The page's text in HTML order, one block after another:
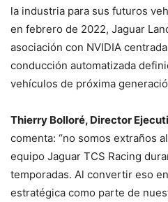
la industria para sus futuros
en febrero de 2022, Jaguar
asociación con NVIDIA
conducción automatizada
vehículos de próxima
Thierry Bolloré, Director
comenta: “no somos extraños
equipo Jaguar TCS Racing
temporadas. Al convertir eso
estratégica como parte de